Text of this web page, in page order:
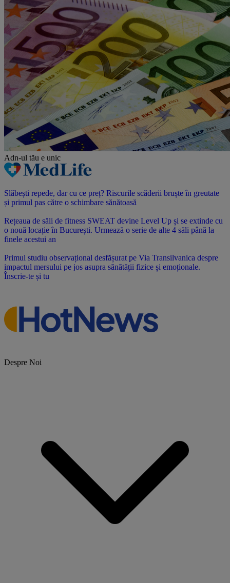
Adn-ul tău e unic
Slăbești repede, dar cu ce preț? Riscurile scăderii bruște în greutate
și primul pas către o schimbare sănătoasă
Rețeaua de săli de fitness SWEAT devine Level Up și se extinde cu
o nouă locație în București. Urmează o serie de alte 4 săli până la
finele acestui an
Primul studiu observațional desfășurat pe Via Transilvanica despre
impactul mersului pe jos asupra sănătății fizice și emoționale.
Înscrie-te și tu
Despre Noi